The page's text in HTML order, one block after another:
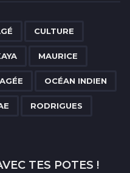
CULTURE
MAURICE
OCÉAN INDIEN
RODRIGUES
TES POTES !